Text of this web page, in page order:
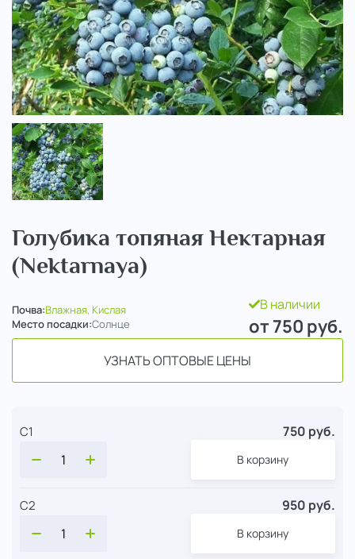
Голубика топяная Нектарная
(Nektarnaya)
Почва:Влажная, Кислая
Место посадки:Солнце
В наличии
от 750 руб.
УЗНАТЬ ОПТОВЫЕ ЦЕНЫ
С1 750 руб.
В корзину
С2 950 руб.
В корзину